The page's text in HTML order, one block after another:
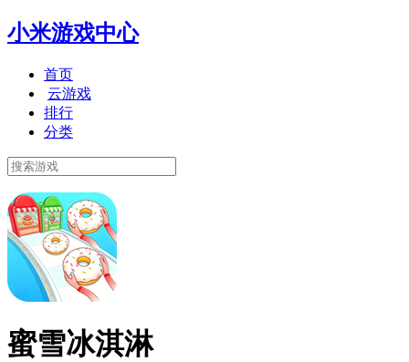
小米游戏中心
首页
云游戏
排行
分类
蜜雪冰淇淋